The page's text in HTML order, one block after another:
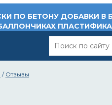
ПО БЕТОНУ ДОБАВКИ В
/ Отзывы